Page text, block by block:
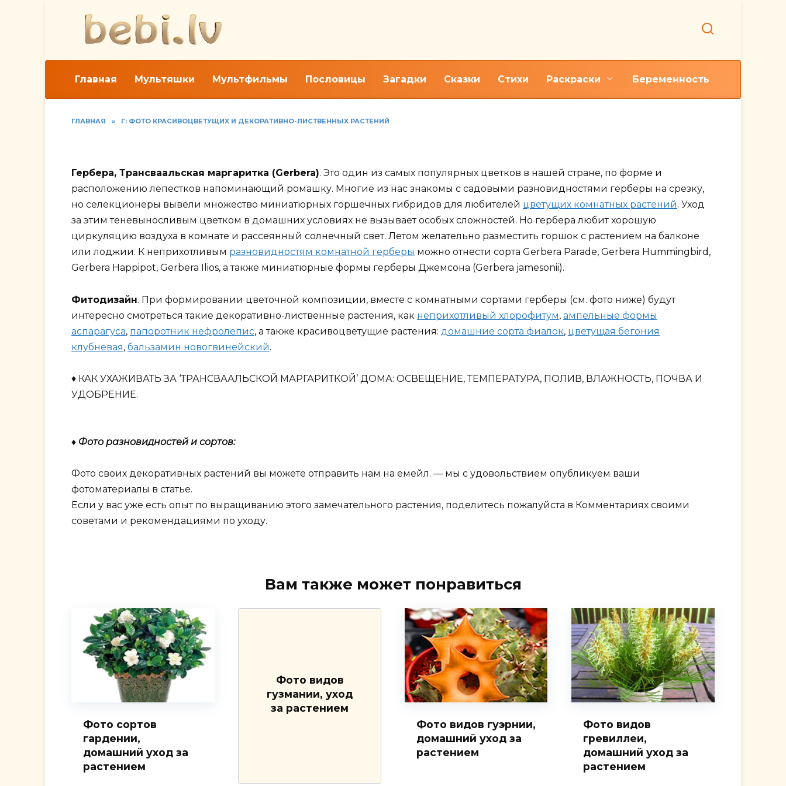
Главная Мультяшки Мультфильмы Пословицы Загадки Сказки Стихи Раскраски Беременность
ГЛАВНАЯ » Г: ФОТО КРАСИВОЦВЕТУЩИХ И ДЕКОРАТИВНО-ЛИСТВЕННЫХ РАСТЕНИЙ
Гербера, Трансваальская маргаритка (Gerbera). Это один из самых популярных цветков в нашей стране, по форме и
расположению лепестков напоминающий ромашку. Многие из нас знакомы с садовыми разновидностями герберы на срезку,
но селекционеры вывели множество миниатюрных горшечных гибридов для любителей цветущих комнатных растений. Уход
за этим теневыносливым цветком в домашних условиях не вызывает особых сложностей. Но гербера любит хорошую
циркуляцию воздуха в комнате и рассеянный солнечный свет. Летом желательно разместить горшок с растением на балконе
или лоджии. К неприхотливым разновидностям комнатной герберы можно отнести сорта Gerbera Parade, Gerbera Hummingbird,
Gerbera Happipot, Gerbera Ilios, а также миниатюрные формы герберы Джемсона (Gerbera jamesonii).
Фитодизайн. При формировании цветочной композиции, вместе с комнатными сортами герберы (см. фото ниже) будут
интересно смотреться такие декоративно-лиственные растения, как неприхотливый хлорофитум, ампельные формы
аспарагуса, папоротник нефролепис, а также красивоцветущие растения: домашние сорта фиалок, цветущая бегония
клубневая, бальзамин новогвинейский.
♦ КАК УХАЖИВАТЬ ЗА ‘ТРАНСВААЛЬСКОЙ МАРГАРИТКОЙ’ ДОМА: ОСВЕЩЕНИЕ, ТЕМПЕРАТУРА, ПОЛИВ, ВЛАЖНОСТЬ, ПОЧВА И
УДОБРЕНИЕ.
♦ Фото разновидностей и сортов:
Фото своих декоративных растений вы можете отправить нам на емейл. — мы с удовольствием опубликуем ваши
фотоматериалы в статье.
Если у вас уже есть опыт по выращиванию этого замечательного растения, поделитесь пожалуйста в Комментариях своими
советами и рекомендациями по уходу.
Вам также может понравиться
Фото сортов
гардении,
домашний уход за
растением
Фото видов
гузмании, уход
за растением
Фото видов гуэрнии,
домашний уход за
растением
Фото видов
гревиллеи,
домашний уход за
растением